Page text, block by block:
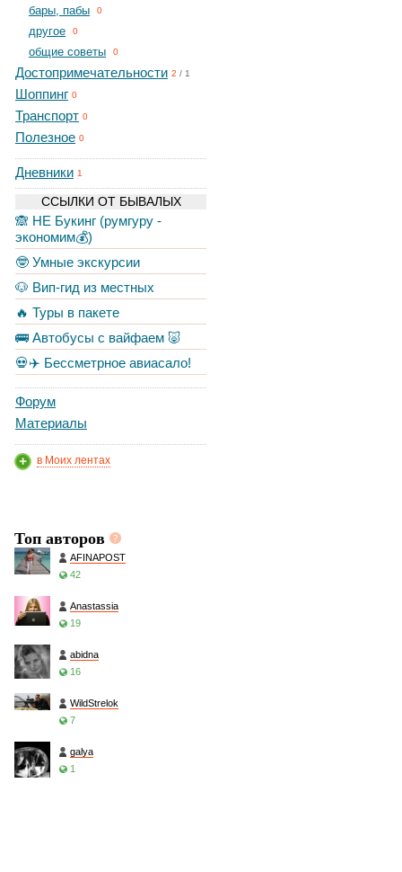
бары, пабы 0
другое 0
общие советы 0
Достопримечательности 2 / 1
Шоппинг 0
Транспорт 0
Полезное 0
Дневники 1
ССЫЛКИ ОТ БЫВАЛЫХ
🙈 НЕ Букинг (румгуру -
экономим💰)
🤓 Умные экскурсии
🐶 Вип-гид из местных
🔥 Туры в пакете
🚌 Автобусы с вайфаем 🐷
💀✈️ Бессметрное авиасало!
Форум
Материалы
в Моих лентах
Топ авторов
AFINAPOST
42
Anastassia
19
abidna
16
WildStrelok
7
galya
1